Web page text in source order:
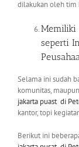
dilakukan oleh tim
Memiliki
seperti
Selama ini sudah
komunitas,
jakarta puast di
kantor, topi
Berikut ini